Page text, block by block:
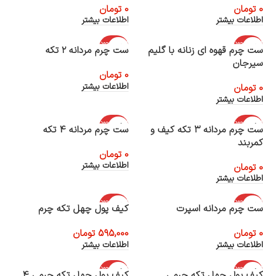
0 تومان
اطلاعات بیشتر
0 تومان
اطلاعات بیشتر
اتمام موجود
ی
ست چرم قهوه ای زنانه با گلیم
سیرجان
0 تومان
اطلاعات بیشتر
اتمام موجود
ی
ست چرم مردانه ۲ تکه
0 تومان
اطلاعات بیشتر
اتمام موجود
ی
ست چرم مردانه ۳ تکه کیف و
کمربند
0 تومان
اطلاعات بیشتر
اتمام موجود
ی
ست چرم مردانه 4 تکه
0 تومان
اطلاعات بیشتر
اتمام موجود
ی
ست چرم مردانه اسپرت
0 تومان
اطلاعات بیشتر
اتمام موجود
ی
کیف پول چهل تکه چرم
595,000 تومان
اطلاعات بیشتر
اتمام موجود
اتمام موجود